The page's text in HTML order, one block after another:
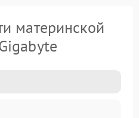
материнской